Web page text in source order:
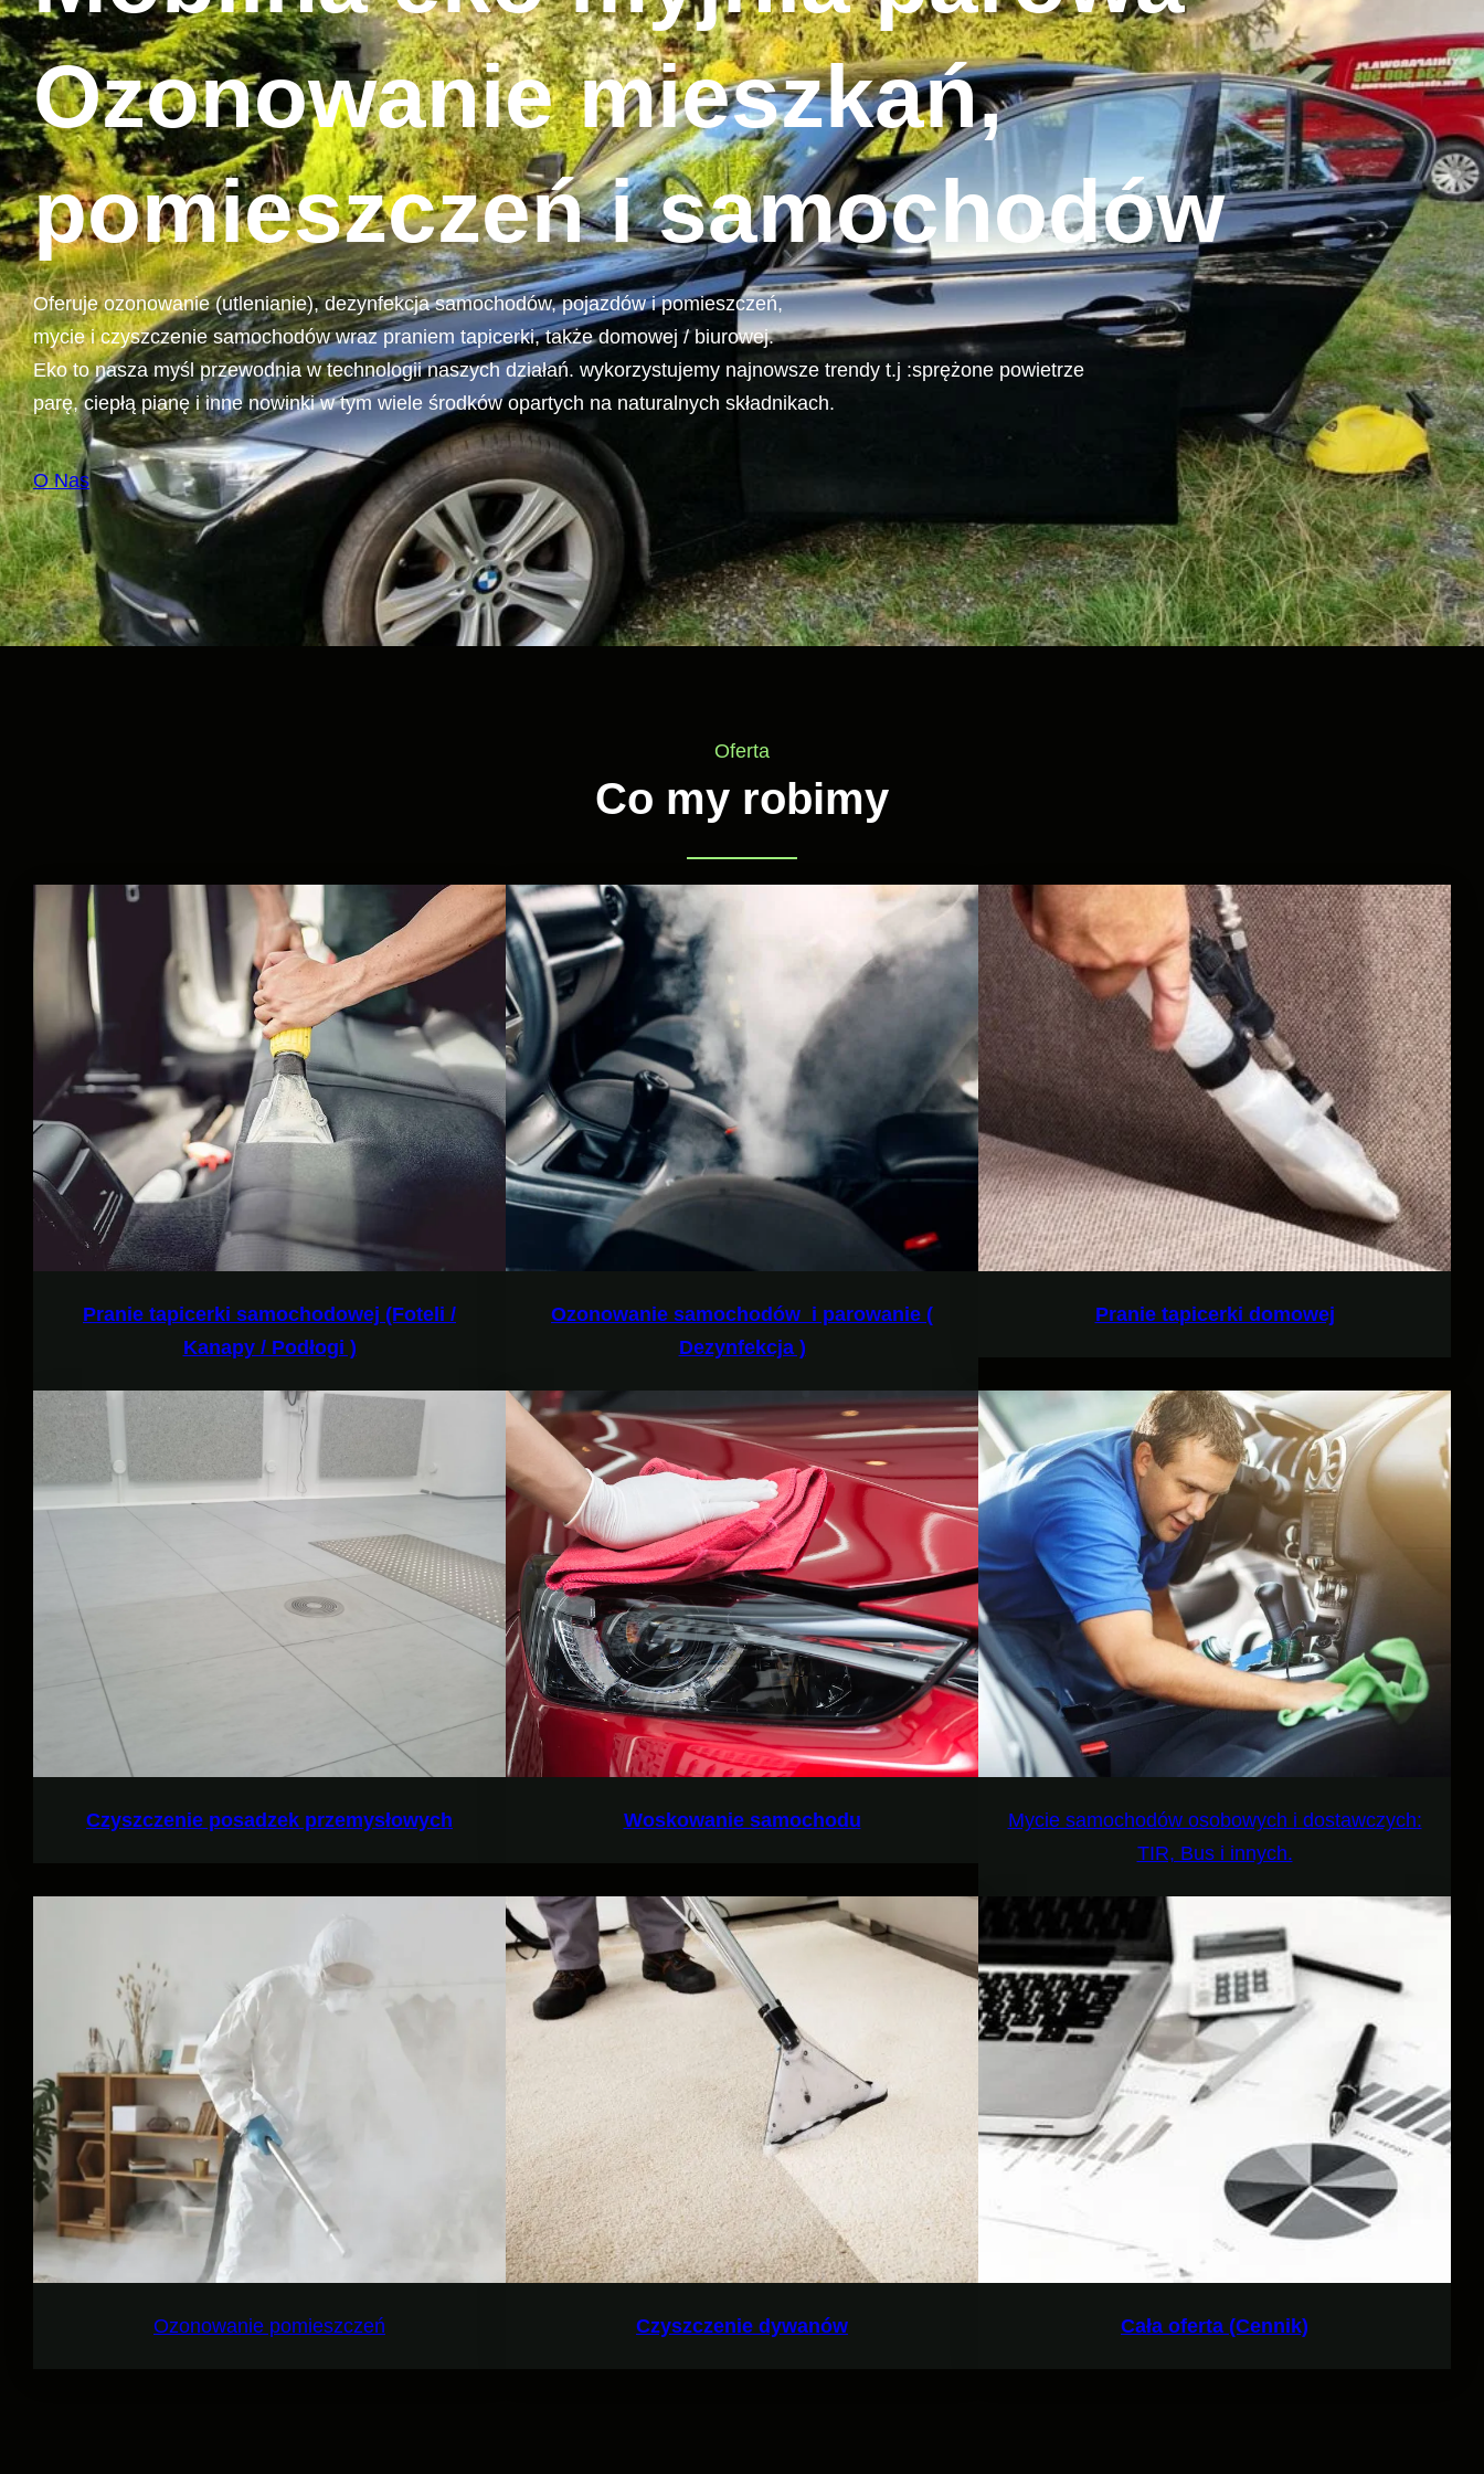
Ozonowanie mieszkań,
pomieszczeń i samochodów
Oferuje ozonowanie (utlenianie), dezynfekcja samochodów, pojazdów i pomieszczeń,
mycie i czyszczenie samochodów wraz praniem tapicerki, także domowej / biurowej.
Eko to nasza myśl przewodnia w technologii naszych działań. wykorzystujemy najnowsze trendy t.j :sprężone powietrze
parę, ciepłą pianę i inne nowinki w tym wiele środków opartych na naturalnych składnikach.
O Nas
Oferta
Co my robimy
Pranie tapicerki samochodowej (Foteli /
Kanapy / Podłogi )
Ozonowanie samochodów i parowanie (
Dezynfekcja )
Pranie tapicerki domowej
Czyszczenie posadzek przemysłowych Woskowanie samochodu
Mycie samochodów osobowych i dostawczych:
TIR, Bus i innych.
Ozonowanie pomieszczeń Czyszczenie dywanów Cała oferta (Cennik)